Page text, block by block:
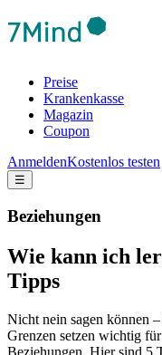
Preise
Krankenkasse
Magazin
Coupon
AnmeldenKostenlos testen
☰
Beziehungen
Wie kann ich
Tipps
Nicht nein sagen können
Grenzen setzen wichtig
Beziehungen. Hier sind 5